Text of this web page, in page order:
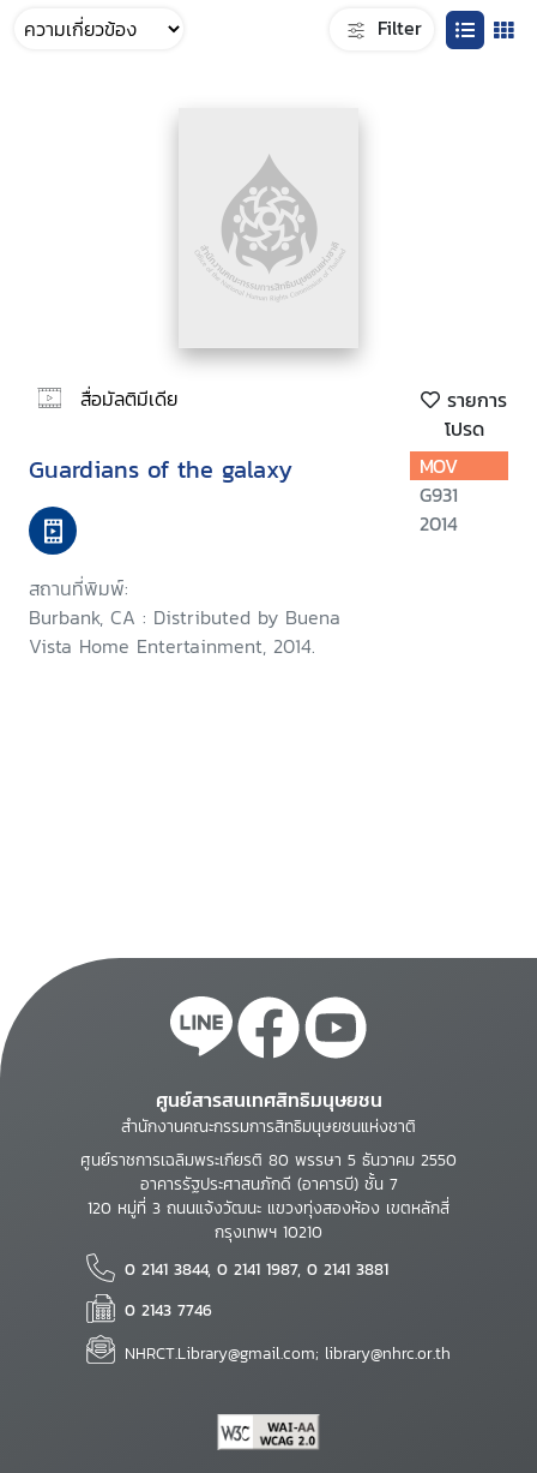
Filter
สื่อมัลติมีเดีย
รายการ
โปรด
Guardians of the galaxy
สถานที่พิมพ์:
Burbank, CA : Distributed by Buena
Vista Home Entertainment, 2014.
MOV
G931
2014
ศูนย์สารสนเทศสิทธิมนุษยชน
สำนักงานคณะกรรมการสิทธิมนุษยชนแห่งชาติ
ศูนย์ราชการเฉลิมพระเกียรติ 80 พรรษา 5 ธันวาคม 2550
อาคารรัฐประศาสนภักดี (อาคารบี) ชั้น 7
120 หมู่ที่ 3 ถนนแจ้งวัฒนะ แขวงทุ่งสองห้อง เขตหลักสี่
กรุงเทพฯ 10210
0 2141 3844, 0 2141 1987, 0 2141 3881
0 2143 7746
NHRCT.Library@gmail.com; library@nhrc.or.th